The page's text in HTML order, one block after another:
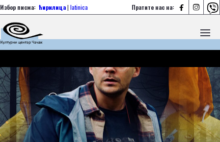
Пратите нас на:   
Избор писма: ћирилица| latinica